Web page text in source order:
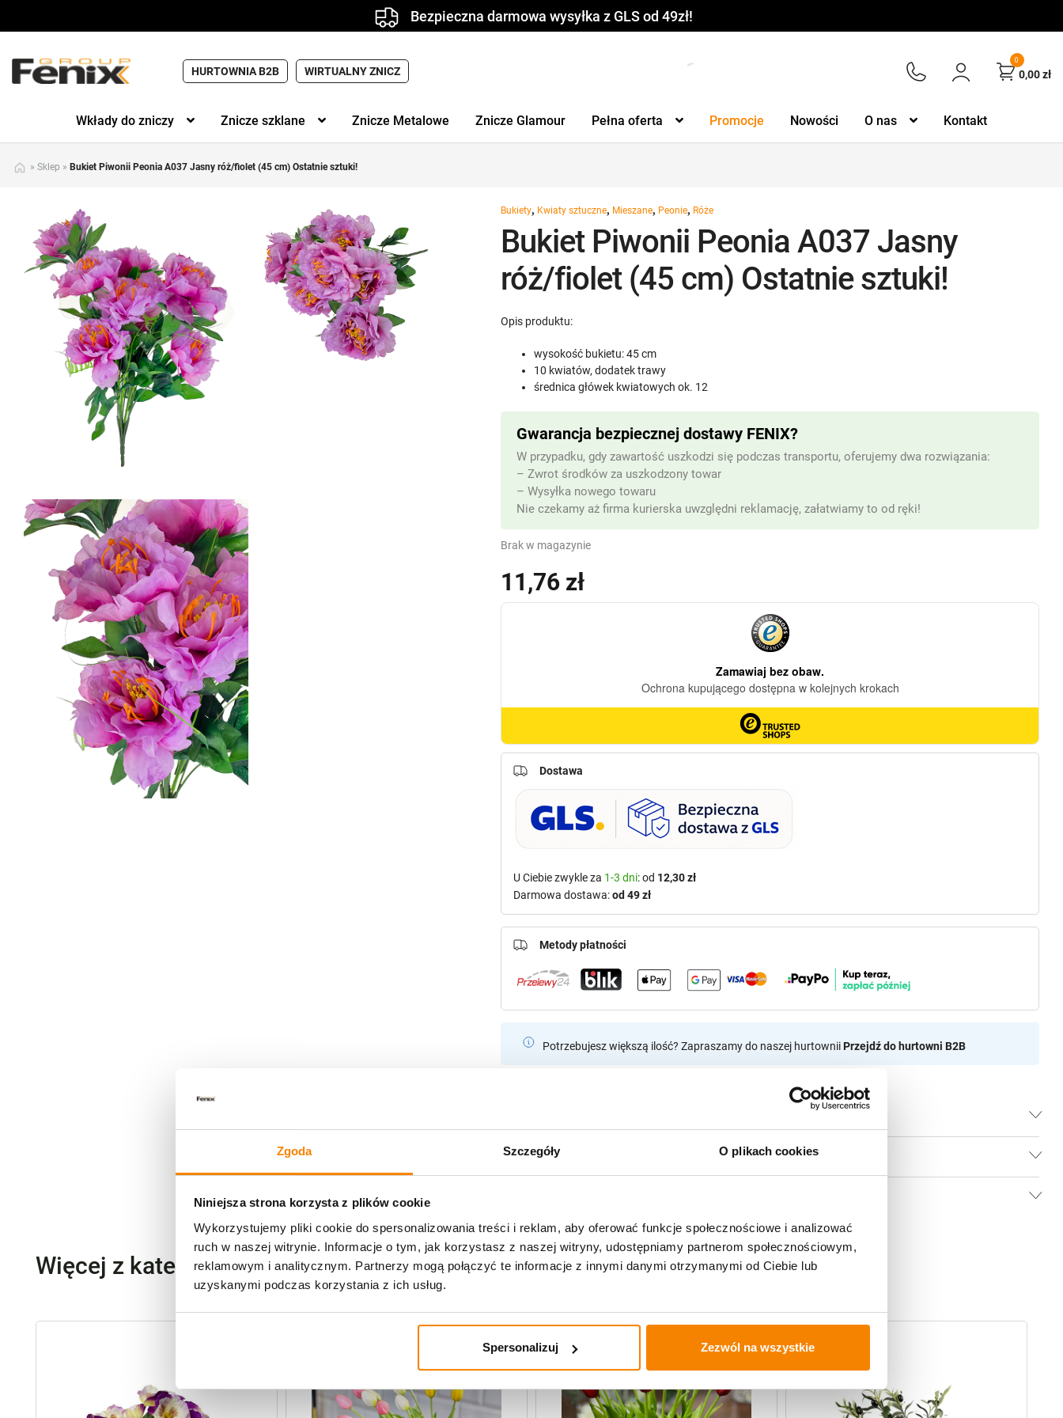
Zgoda Szczegóły O plikach cookies
Niniejsza strona korzysta z plików cookie
Wykorzystujemy pliki cookie do spersonalizowania treści i reklam, aby oferować funkcje społecznościowe i analizować
ruch w naszej witrynie. Informacje o tym, jak korzystasz z naszej witryny, udostępniamy partnerom społecznościowym,
reklamowym i analitycznym. Partnerzy mogą połączyć te informacje z innymi danymi otrzymanymi od Ciebie lub
uzyskanymi podczas korzystania z ich usług.
Spersonalizuj Zezwól na wszystkie
Bezpieczna darmowa wysyłka z GLS od 49zł!
HURTOWNIA B2B WIRTUALNY ZNICZ
0
0,00zł
Wkłady do zniczy Znicze szklane Znicze Metalowe Znicze Glamour Pełna oferta Promocje Nowości O nas Kontakt
» Sklep » Bukiet Piwonii Peonia A037 Jasny róż/fiolet (45 cm) Ostatnie sztuki!
Bukiety, Kwiaty sztuczne, Mieszane, Peonie, Róże
Bukiet Piwonii Peonia A037 Jasny
róż/fiolet (45 cm) Ostatnie sztuki!
11,76 zł
Opis produktu:
wysokość bukietu: 45 cm
10 kwiatów, dodatek trawy
średnica główek kwiatowych ok. 12
Brak w magazynie
Gwarancja bezpiecznej dostawy FENIX?
W przypadku, gdy zawartość uszkodzi się podczas transportu, oferujemy dwa rozwiązania:
– Zwrot środków za uszkodzony towar
– Wysyłka nowego towaru
Nie czekamy aż firma kurierska uwzględni reklamację, załatwiamy to od ręki!
Potrzebujesz większą ilość? Zapraszamy do naszej hurtowniiPrzejdź do hurtowni B2B
Dostawa
U Ciebie zwykle za 1-3 dni: od 12,30 zł
Darmowa dostawa:od 49 zł
Metody płatności
Specyfikacja
Więcej z kategorii Kwiaty sztuczne